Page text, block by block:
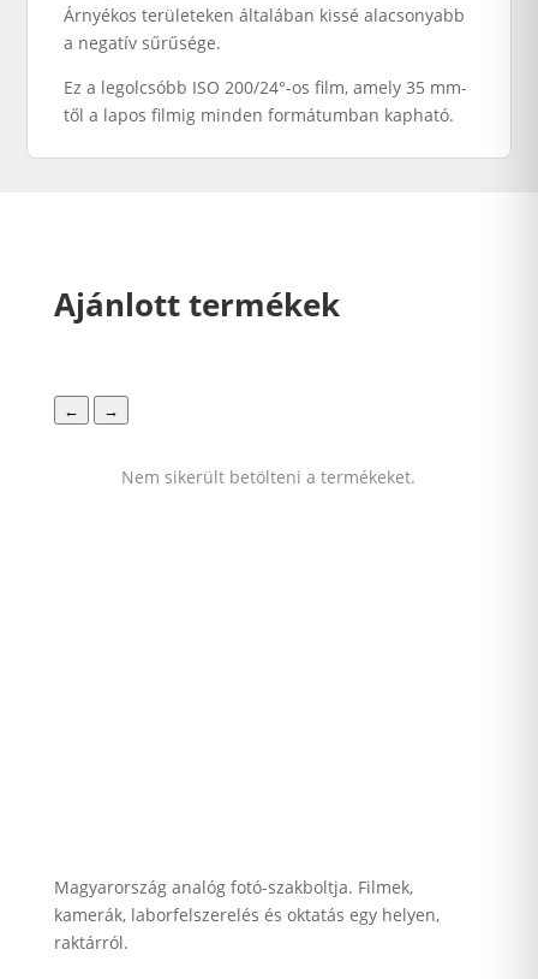
Árnyékos területeken általában kissé alacsonyabb
a negatív sűrűsége.
Ez a legolcsóbb ISO 200/24°-os film,amely 35 mm-
től a lapos filmig minden formátumban kapható.
Ajánlott termékek
← →
Nem sikerült betölteni a termékeket.
Magyarország analóg fotó-szakboltja. Filmek,
kamerák, laborfelszerelés és oktatás egy helyen,
raktárról.